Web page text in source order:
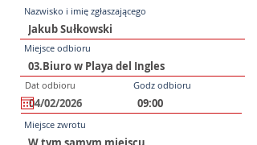
Nazwisko i imię zgłaszającego
Miejsce odbioru
Dat odbioru Godz odbioru
Miejsce zwrotu